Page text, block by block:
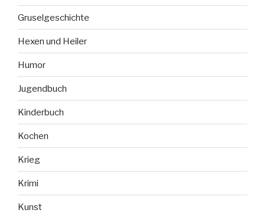
Gruselgeschichte
Hexen und Heiler
Humor
Jugendbuch
Kinderbuch
Kochen
Krieg
Krimi
Kunst